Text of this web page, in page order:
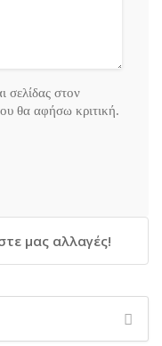
σελίδας στον
θα αφήσω κριτική.
μας αλλαγές!